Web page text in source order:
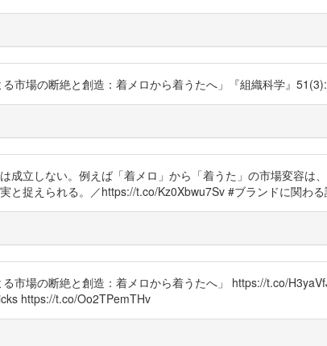
市場の断絶と創造：着メロから着うたへ」『組織科学』
成立しない。例えば「着メロ」から「着うた」の市場変容は
と捉えられる。／https://t.co/Kz0Xbwu7Sv #ブランドに関わ
市場の断絶と創造：着メロから着うたへ」 https://t.co/
https://t.co/Oo2TPemTHv